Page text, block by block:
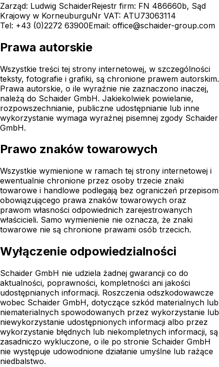
Zarząd: Ludwig SchaiderRejestr firm: FN 486660b, Sąd
Krajowy w KorneuburguNr VAT: ATU73063114
Tel: +43 (0)2272 63900Email: office@schaider-group.com
Prawa autorskie
Wszystkie treści tej strony internetowej, w szczególności
teksty, fotografie i grafiki, są chronione prawem autorskim.
Prawa autorskie, o ile wyraźnie nie zaznaczono inaczej,
należą do Schaider GmbH. Jakiekolwiek powielanie,
rozpowszechnianie, publiczne udostępnianie lub inne
wykorzystanie wymaga wyraźnej pisemnej zgody Schaider
GmbH.
Prawo znaków towarowych
Wszystkie wymienione w ramach tej strony internetowej i
ewentualnie chronione przez osoby trzecie znaki
towarowe i handlowe podlegają bez ograniczeń przepisom
obowiązującego prawa znaków towarowych oraz
prawom własności odpowiednich zarejestrowanych
właścicieli. Samo wymienienie nie oznacza, że znaki
towarowe nie są chronione prawami osób trzecich.
Wyłączenie odpowiedzialności
Schaider GmbH nie udziela żadnej gwarancji co do
aktualności, poprawności, kompletności ani jakości
udostępnianych informacji. Roszczenia odszkodowawcze
wobec Schaider GmbH, dotyczące szkód materialnych lub
niematerialnych spowodowanych przez wykorzystanie lub
niewykorzystanie udostępnionych informacji albo przez
wykorzystanie błędnych lub niekompletnych informacji, są
zasadniczo wykluczone, o ile po stronie Schaider GmbH
nie występuje udowodnione działanie umyślne lub rażące
niedbalstwo.